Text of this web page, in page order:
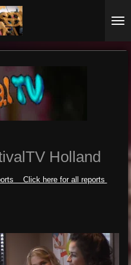
Holland
Click here for all reports